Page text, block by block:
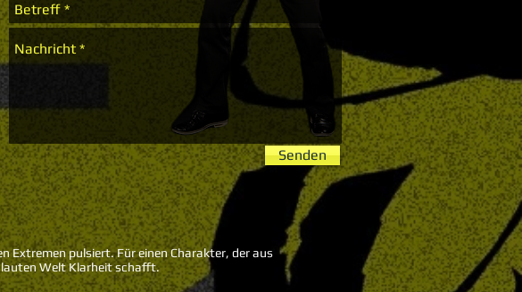
Senden
Extremen pulsiert. Für einen Charakter, der aus
lauten Welt Klarheit schafft.